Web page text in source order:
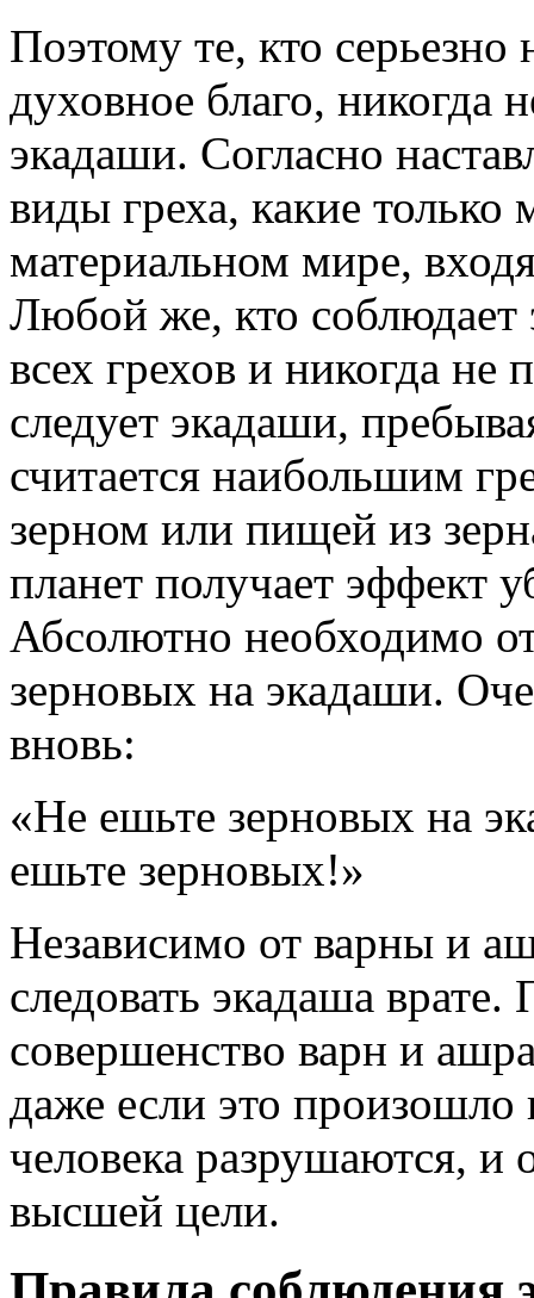
Поэтому те, кто серьезно
духовное благо, никогда
экадаши. Согласно
виды греха, какие только
материальном мире,
Любой же, кто соблюдает
всех грехов и никогда не
следует экадаши,
считается наибольшим
зерном или пищей из
планет получает эффект
Абсолютно необходимо
зерновых на экадаши.
вновь:
«Не ешьте зерновых на
ешьте зерновых!»
Независимо от варны и
следовать экадаша
совершенство варн и
даже если это произошло
человека разрушаются, и
высшей цели.